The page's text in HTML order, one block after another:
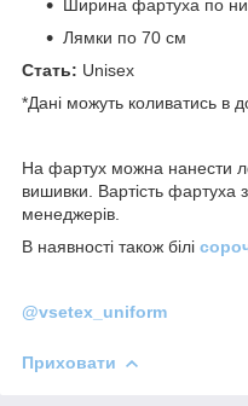
Ширина фартуха по
Лямки по 70 см
Стать: Unisex
*Дані можуть коливатись в
На фартух можна нанести
вишивки. Вартість фартуха
менеджерів.
В наявності також білі
@vsetex_uniform
Приховати